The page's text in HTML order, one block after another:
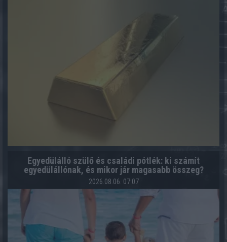
Egyedülálló szülő és családi pótlék: ki számít
egyedülállónak, és mikor jár magasabb összeg?
2026.08.06. 07:07